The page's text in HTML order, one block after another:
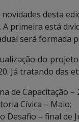
novidades desta
A primeira está
será formada
do
Já tratando das
de Capacitação –
Cívica – Maio;
Desafio – final de